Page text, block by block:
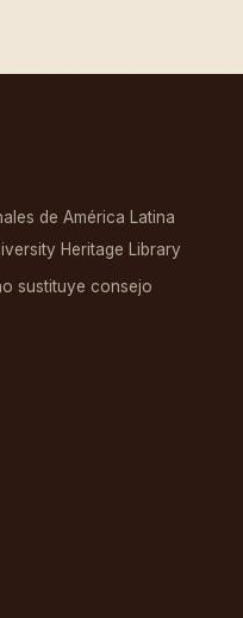
de América Latina
Heritage Library
sustituye consejo